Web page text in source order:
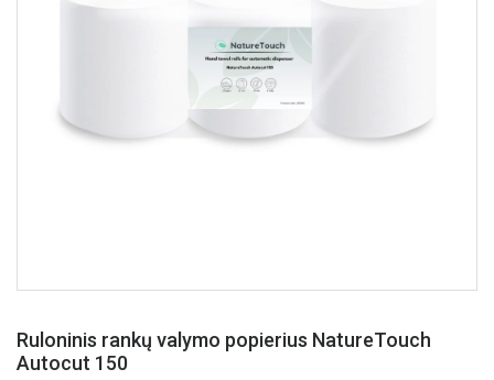
Ruloninis rankų valymo popierius NatureTouch
Autocut 150